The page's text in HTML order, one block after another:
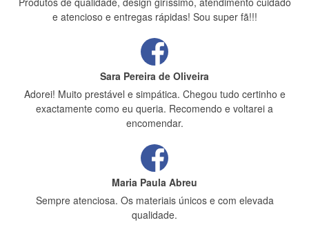
e atencioso e entregas rápidas! Sou super fã!!!
Sara Pereira de Oliveira
Adorei! Muito prestável e simpática. Chegou tudo certinho e
exactamente como eu queria. Recomendo e voltarei a
encomendar.
Maria Paula Abreu
Sempre atenciosa. Os materiais únicos e com elevada
qualidade.